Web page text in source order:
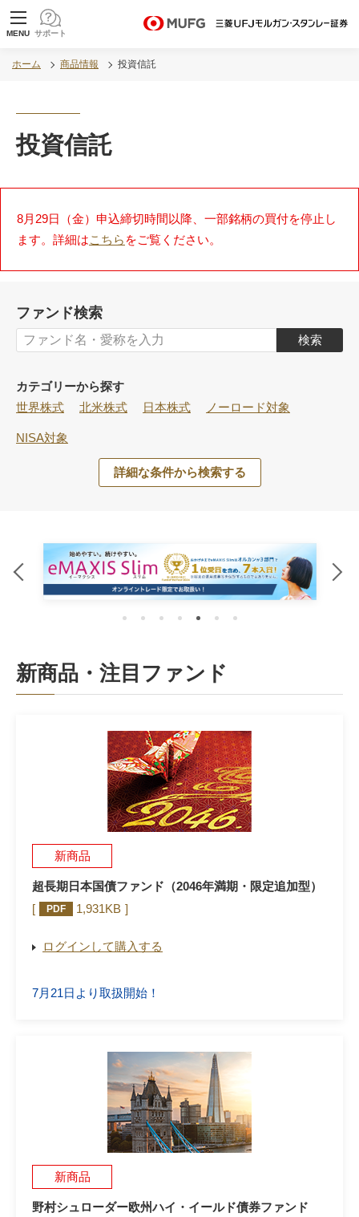
MUFG 世界が進むチカラになる。 三菱ＵＦＪモル
MENU サポート
ホーム 商品情報 投資信託
投資信託
8月29日（金）申込締切時間以降、一部銘柄の買付を停止し
ます。詳細はこちら をご覧ください。
ファンド検索
カテゴリーから探す
世界株式
北米株式 日本株式 ノーロード対象
NISA対象
詳細な条件から検索する
新商品・注目ファンド
新商品
超長期日本国債ファンド（2046年満期・限定追加型）
PDF 1,931KB
ログインして購入する
7月21日より取扱開始！
新商品
野村シュローダー欧州ハイ・イールド債券ファンド